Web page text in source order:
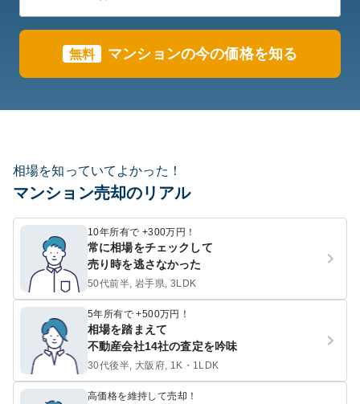
無料 マンションの今の価格を知る
相場を知っていてよかった！
マンション売却のリアル
10年所有で +300万円！
常に相場をチェックして
売り時を逃さなかった
50代前半, 岩手県, 3LDK
5年所有で +500万円！
相場を踏まえて
不動産会社14社の査定を吟味
30代後半, 大阪府, 1K・1LDK
高価格を維持して売却！